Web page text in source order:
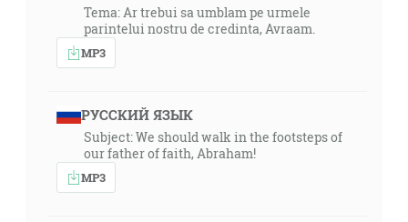
Tema: Ar trebui sa umblam pe urmele
parintelui nostru de credinta, Avraam.
MP3
РУССКИЙ ЯЗЫК
Subject: We should walk in the footsteps of
our father of faith, Abraham!
MP3